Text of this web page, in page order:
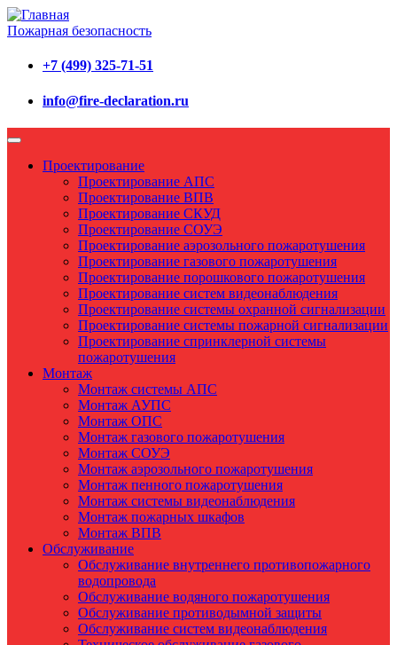
Пожарная безопасность
+7 (499) 325-71-51
info@fire-declaration.ru
Проектирование
Проектирование АПС
Проектирование ВПВ
Проектирование СКУД
Проектирование СОУЭ
Проектирование аэрозольного пожаротушения
Проектирование газового пожаротушения
Проектирование порошкового пожаротушения
Проектирование систем видеонаблюдения
Проектирование системы охранной сигнализации
Проектирование системы пожарной сигнализации
Проектирование спринклерной системы
пожаротушения
Монтаж
Монтаж системы АПС
Монтаж АУПС
Монтаж ОПС
Монтаж газового пожаротушения
Монтаж СОУЭ
Монтаж аэрозольного пожаротушения
Монтаж пенного пожаротушения
Монтаж системы видеонаблюдения
Монтаж пожарных шкафов
Монтаж ВПВ
Обслуживание
Обслуживание внутреннего противопожарного
водопровода
Обслуживание водяного пожаротушения
Обслуживание противодымной защиты
Обслуживание систем видеонаблюдения